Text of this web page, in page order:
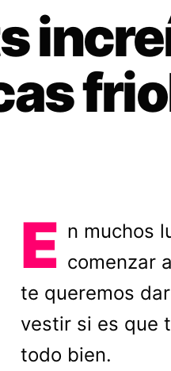
E n muchos
comenzar
te queremos
vestir si es que
todo bien.